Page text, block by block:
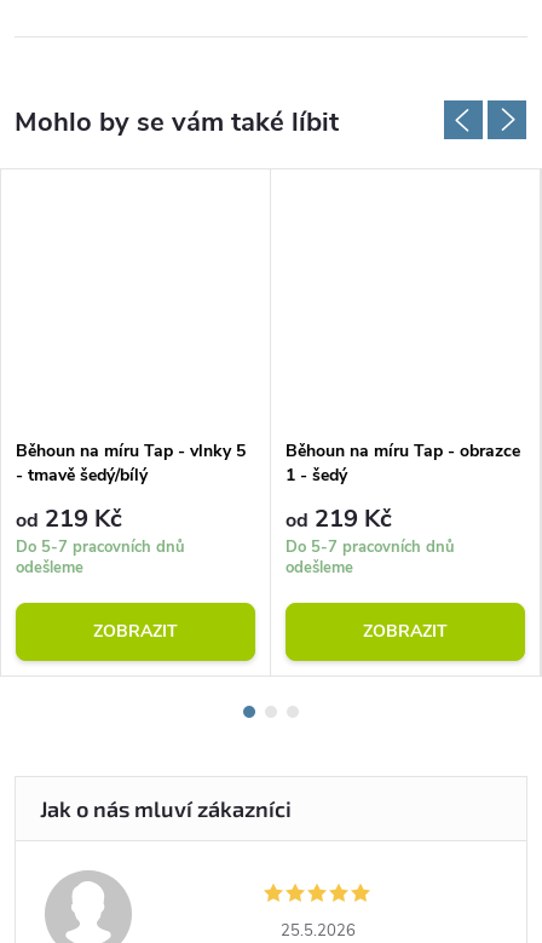
Běhoun na míru Tap - vlnky 5
- tmavě šedý/bílý
od 219 Kč
Do 5-7 pracovních dnů
odešleme
ZOBRAZIT
Běhoun na míru Tap - obrazce
1 - šedý
od 219 Kč
Do 5-7 pracovních dnů
odešleme
ZOBRAZIT
25.5.2026